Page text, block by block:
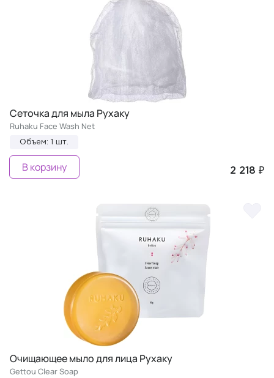
Сеточка для мыла Рухаку
Ruhaku Face Wash Net
Объем: 1 шт.
2 218 ₽
В корзину
Очищающее мыло для лица Рухаку
Gettou Clear Soap